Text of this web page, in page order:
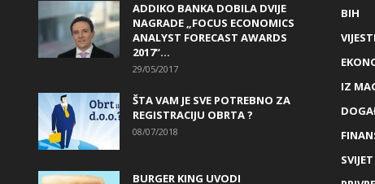
ADDIKO BANKA DOBILA DVIJE
NAGRADE „FOCUS ECONOMICS
ANALYST FORECAST AWARDS
2017“...
29/05/2017
ŠTA VAM JE SVE POTREBNO ZA
REGISTRACIJU OBRTA ?
08/07/2018
BURGER KING UVODI
BIH
VIJESTI
IZ
SVIJET